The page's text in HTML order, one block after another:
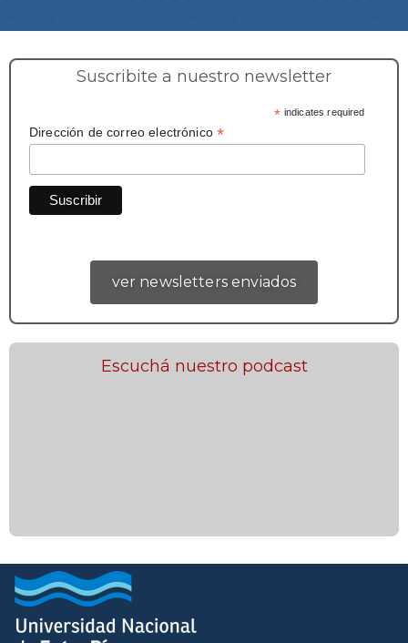
Suscribite a nuestro newsletter
* indicates required
Dirección de correo electrónico*
ver newsletters enviados
Escuchá nuestro podcast